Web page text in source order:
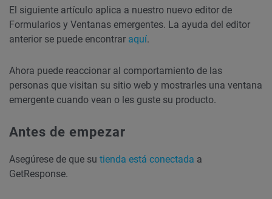
El siguiente artículo aplica a nuestro nuevo editor de
Formularios y Ventanas emergentes. La ayuda del editor
anterior se puede encontrar aquí.
Ahora puede reaccionar al comportamiento de las
personas que visitan su sitio web y mostrarles una ventana
emergente cuando vean o les guste su producto.
Antes de empezar
Asegúrese de que su tienda está conectada a
GetResponse.